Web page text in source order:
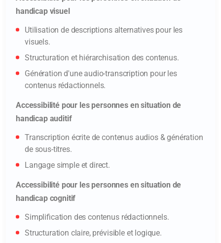
handicap visuel
Utilisation de descriptions alternatives pour les
visuels.
Structuration et hiérarchisation des contenus.
Génération d'une audio-transcription pour les
contenus rédactionnels.
Accessibilité pour les personnes en situation de
handicap auditif
Transcription écrite de contenus audios & génération
de sous-titres.
Langage simple et direct.
Accessibilité pour les personnes en situation de
handicap cognitif
Simplification des contenus rédactionnels.
Structuration claire, prévisible et logique.
En soumettant ce formulaire, French Tech
Factory traite vos données dans le but de
prendre en charge votre inscription. Pour en
savoir plus sur le traitement de vos données à
droits, consultez lapolitique de confidentialité
.